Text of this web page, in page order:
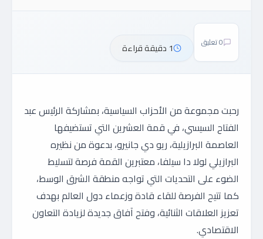
0 تعليق 1 دقيقة قراءة
رحبت مجموعة من الأحزاب السياسية، بمشاركة الرئيس عبد
الفتاح السيسي، في قمة العشرين التي تستضيفها
العاصمة البرازيلية، ريو دي جانيرو، بدعوة من نظيره
البرازيلي لولا دا سيلفا، معتبرين القمة فرصة لتسليط
الضوء على التحديات التي تواجه منطقة الشرق الوسط،
كما تتيح الفرصة للقاء قادة وزعماء دول العالم بهدف
تعزيز العلاقات الثنائية، وفتح آفاق جديدة لزيادة التعاون
الاقتصادي.